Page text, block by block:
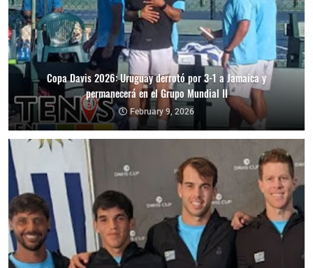
Copa Davis 2026: Uruguay derrotó por 3-1 a Jamaica y
permanecerá en el Grupo Mundial II
February 9, 2026